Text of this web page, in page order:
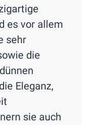
es vor allem
sehr
die
Eleganz,
sie auch